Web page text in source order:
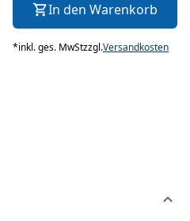
In den Warenkorb
*inkl. ges. MwStzzgl.Versandkosten